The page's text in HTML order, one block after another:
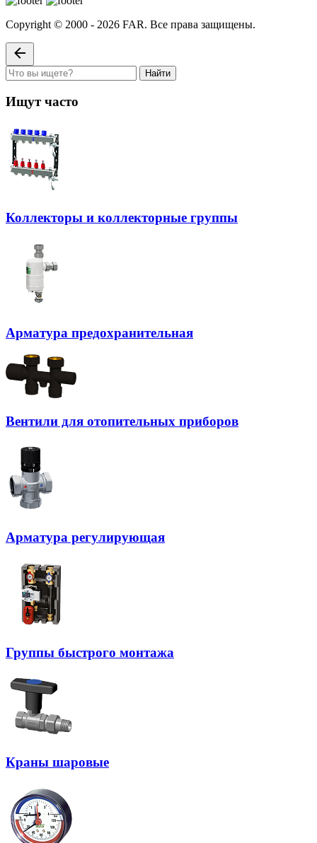
Copyright © 2000 - 2026 FAR. Все права защищены.
Найти
Ищут часто
Коллекторы и коллекторные группы
Арматура предохранительная
Вентили для отопительных приборов
Арматура регулирующая
Группы быстрого монтажа
Краны шаровые